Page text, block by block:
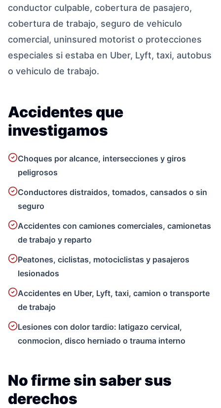
conductor culpable, cobertura de pasajero,
cobertura de trabajo, seguro de vehiculo
comercial, uninsured motorist o protecciones
especiales si estaba en Uber, Lyft, taxi, autobus
o vehiculo de trabajo.
Accidentes que
investigamos
Choques por alcance, intersecciones y giros
peligrosos
Conductores distraidos, tomados, cansados o sin
seguro
Accidentes con camiones comerciales, camionetas
de trabajo y reparto
Peatones, ciclistas, motociclistas y pasajeros
lesionados
Accidentes en Uber, Lyft, taxi, camion o transporte
de trabajo
Lesiones con dolor tardio: latigazo cervical,
conmocion, disco herniado o trauma interno
No firme sin saber sus
derechos